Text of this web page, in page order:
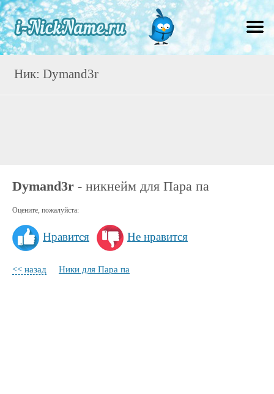
Ник: Dymand3r
Dymand3r - никнейм для Пара па
Оцените, пожалуйста:
Нравится Не нравится
<< назад Ники для Пара па